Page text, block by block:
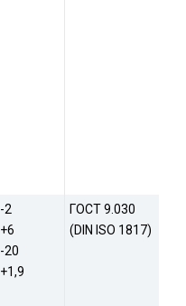
-2
+6
-20
+1,9
ГОСТ 9.030
(DIN ISO 1817)